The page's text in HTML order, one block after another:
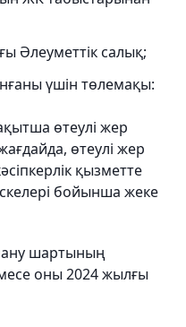
Әлеуметтік салық;
үшін төлемақы:
өтеулі жер
өтеулі жер
қызметте
бойынша жеке
шартының
оны 2024 жылғы